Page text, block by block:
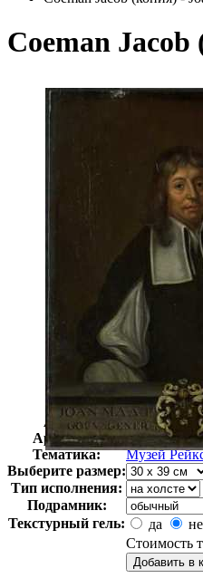
Coeman Jacob
Автор:
Неизвестно
Арт-стиль
Тематика:
Музей
Выберите размер:
Тип исполнения:
Подрамник:
Текстурный гель:
да
Стоимость